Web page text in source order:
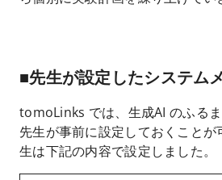
■先生が設定したシステム
tomoLinks では、生成AI のふる
先生が事前に設定しておくこと
生は下記の内容で設定しました。